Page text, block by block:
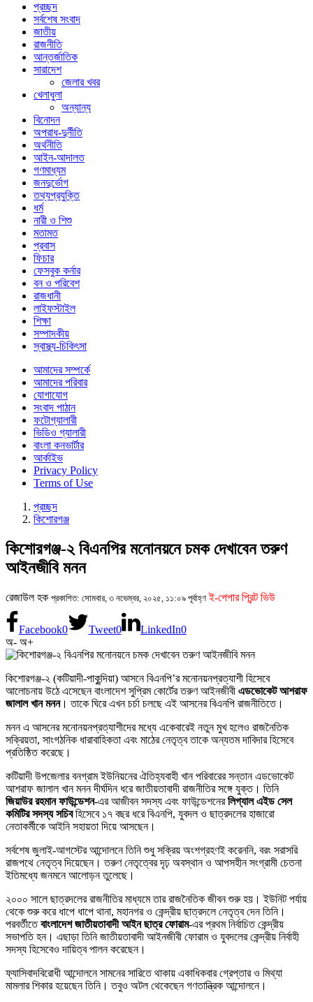
প্রচ্ছদ
সর্বশেষ সংবাদ
জাতীয়
রাজনীতি
আন্তর্জাতিক
সারাদেশ
জেলার খবর
খেলাধুলা
অন্যান্য
বিনোদন
অপরাধ-দুর্নীতি
অর্থনীতি
আইন-আদালত
গণমাধ্যম
জনদুর্ভোগ
তথ্যপ্রযুক্তি
ধর্ম
নারী ও শিশু
মতামত
প্রবাস
ফিচার
ফেসবুক কর্নার
বন ও পরিবেশ
রাজধানী
লাইফস্টাইল
শিক্ষা
সম্পাদকীয়
স্বাস্থ্য-চিকিৎসা
আমাদের সম্পর্কে
আমাদের পরিবার
যোগাযোগ
সংবাদ পাঠান
ফটোগ্যালারী
ভিডিও গ্যালারী
বাংলা কনভার্টার
আর্কাইভ
Privacy Policy
Terms of Use
প্রচ্ছদ
কিশোরগঞ্জ
কিশোরগঞ্জ-২ বিএনপির মনোনয়নে চমক দেখাবেন তরুণ
আইনজীবি মনন
রেজাউল হক প্রকাশিত: সোমবার, ৩ নভেম্বর, ২০২৫, ১১:০৯ পূর্বাহ্ণ ই-পেপার প্রিন্ট ভিউ
Facebook0 Tweet0 LinkedIn0
অ- অ+
কিশোরগঞ্জ-২ (কটিয়াদী-পাকুন্দিয়া) আসনে বিএনপি’র মনোনয়নপ্রত্যাশী হিসেবে
আলোচনায় উঠে এসেছেন বাংলাদেশ সুপ্রিম কোর্টের তরুণ আইনজীবী এডভোকেট আশরাফ
জালাল খান মনন। তাকে ঘিরে এখন চর্চা চলছে এই আসনের বিএনপি রাজনীতিতে।
মনন এ আসনের মনোনয়নপ্রত্যাশীদের মধ্যে একেবারেই নতুন মুখ হলেও রাজনৈতিক
সক্রিয়তা, সাংগঠনিক ধারাবাহিকতা এবং মাঠের নেতৃত্ব তাকে অন্যতম দাবিদার হিসেবে
প্রতিষ্ঠিত করেছে।
কটিয়াদী উপজেলার বনগ্রাম ইউনিয়নের ঐতিহ্যবাহী খান পরিবারের সন্তান এডভোকেট
আশরাফ জালাল খান মনন দীর্ঘদিন ধরে জাতীয়তাবাদী রাজনীতির সঙ্গে যুক্ত। তিনি
জিয়াউর রহমান ফাউন্ডেশন-এর আজীবন সদস্য এবং ফাউন্ডেশনেরলিগ্যাল এইড সেল
কমিটির সদস্য সচিবহিসেবে ১৭ বছর ধরে বিএনপি, যুবদল ও ছাত্রদলের হাজারো
নেতাকর্মীকে আইনি সহায়তা দিয়ে আসছেন।
সর্বশেষ জুলাই-আগস্টের আন্দোলনে তিনি শুধু সক্রিয় অংশগ্রহণই করেননি, বরং সরাসরি
রাজপথে নেতৃত্ব দিয়েছেন। তরুণ নেতৃত্বের দৃঢ় অবস্থান ও আপসহীন সংগ্রামী চেতনা
ইতিমধ্যে জনমনে আলোড়ন তুলেছে।
২০০০ সালে ছাত্রদলের রাজনীতির মাধ্যমে তার রাজনৈতিক জীবন শুরু হয়। ইউনিট পর্যায়
থেকে শুরু করে ধাপে ধাপে থানা, মহানগর ও কেন্দ্রীয় ছাত্রদলে নেতৃত্ব দেন তিনি।
পরবর্তীতেবাংলাদেশ জাতীয়তাবাদী আইন ছাত্র ফোরাম-এর প্রথম নির্বাচিত কেন্দ্রীয়
সভাপতি হন। এছাড়া তিনি জাতীয়তাবাদী আইনজীবী ফোরাম ও যুবদলের কেন্দ্রীয় নির্বাহী
সদস্য হিসেবেও দায়িত্ব পালন করেছেন।
ফ্যাসিবাদবিরোধী আন্দোলনে সামনের সারিতে থাকায় একাধিকবার গ্রেপ্তার ও মিথ্যা
মামলার শিকার হয়েছেন তিনি। তবুও অটল থেকেছেন গণতান্ত্রিক আন্দোলনে।